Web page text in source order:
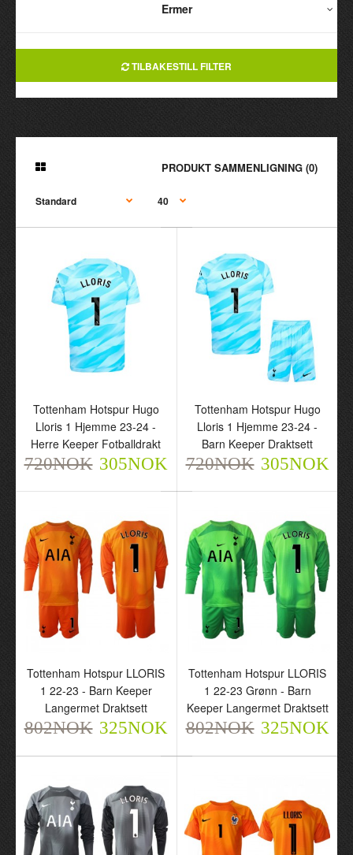
Ermer
TILBAKESTILL FILTER
PRODUKT SAMMENLIGNING (0)
Lloris 1 Hjemme 23-24 -
Herre Keeper
Fotballdrakt
720NOK 305NOK
Lloris 1 Hjemme 23-24 -
Barn Keeper Draktsett
720NOK 305NOK
LLORIS 1 22-23 - Barn
Keeper Langermet
802NOK 325NOK
Tottenham Hotspur Hugo
Lloris 1 Hjemme 23-24 -
Herre Keeper Fotballdrakt
720NOK 305NOK
Tottenham Hotspur Hugo
Lloris 1 Hjemme 23-24 -
Barn Keeper Draktsett
720NOK 305NOK
Tottenham Hotspur LLORIS
1 22-23 - Barn Keeper
Langermet Draktsett
802NOK 325NOK
Tottenham Hotspur LLORIS
1 22-23 Grønn - Barn
Keeper Langermet Draktsett
802NOK 325NOK